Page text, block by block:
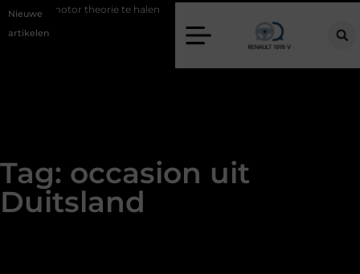
Nieuwe
artikelen
om je motor theorie te halen
Tag: occasion uit
Duitsland